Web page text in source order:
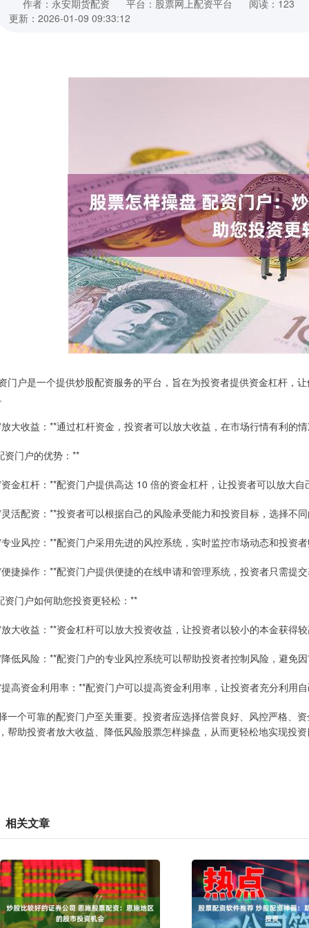
作者：永安期货配资 平台：股票网上配资平台
阅读：123
更新：2026-01-09 09:33:12
门户是一个提供炒股配资服务的平台，旨在为投资者提供资金杠杆，
大收益：**通过杠杆资金，投资者可以放大收益，在市场行情有利的
资门户的优势：**
金杠杆：**配资门户提供高达 10 倍的资金杠杆，让投资者可以放大
活配资：**投资者可以根据自己的风险承受能力和投资目标，选择不
业风控：**配资门户采用先进的风控系统，实时监控市场动态和投资
捷操作：**配资门户提供便捷的在线申请和管理系统，投资者只需提
资门户如何助您投资更轻松：**
大收益：**资金杠杆可以放大投资收益，让投资者以较小的本金获得
低风险：**配资门户的专业风控系统可以帮助投资者控制风险，避免
高资金利用率：**配资门户可以提高资金利用率，让投资者充分利用
一个可靠的配资门户至关重要。投资者应选择信誉良好、风控严格、
帮助投资者放大收益、降低风险股票怎样操盘，从而更轻松地实现投
相关文章